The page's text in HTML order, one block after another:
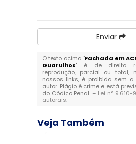
Enviar
O texto acima "Fachada em
Guarulhos" é de direito
reprodução, parcial ou total,
nossos links, é proibida sem a
autor. Plágio é crime e está
do Código Penal. – Lei n°
autorais.
Veja Também